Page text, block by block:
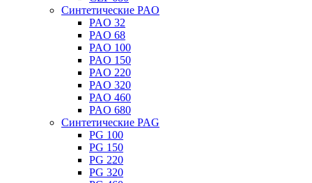
Синтетические PAO
PAO 32
PAO 68
PAO 100
PAO 150
PAO 220
PAO 320
PAO 460
PAO 680
Синтетические PAG
PG 100
PG 150
PG 220
PG 320